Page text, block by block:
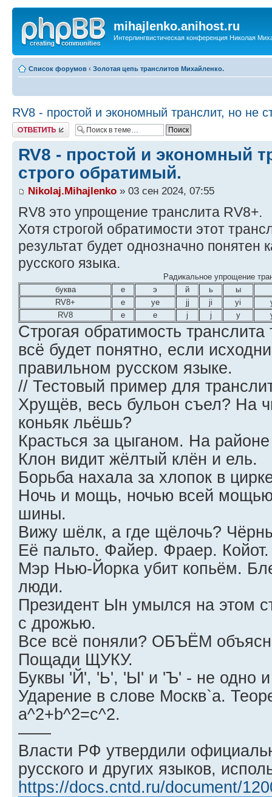
mihajlenko.anihost.ru
Интерлингвистическая конференция Николая
Список форумов ‹ Золотая цепь транслитов Михайленко.
RV8 - простой и экономный транслит, но не
Ответить
RV8 - простой и экономный
строго обратимый.
Nikolaj.Mihajlenko » 03 сен 2024, 07:55
RV8 это упрощение транслита RV8+.
Хотя строгой обратимости этот
результат будет однозначно понятен
русского языка.
Радикальное упрощение
буква
е э й ь ы
RV8+
e ye jj ji yi
RV8
e e j j y
Строгая обратимость
всё будет понятно, если
правильном русском языке.
// Тестовый пример для
Хрущёв, весь бульон съел? На
коньяк льёшь?
Красться за цыганом. На
Клон видит жёлтый клён и ель.
Борьба нахала за хлопок в
Ночь и мощь, ночью всей
шины.
Вижу шёлк, а где щёлочь?
Её пальто. Файер. Фраер.
Мэр Нью-Йорка убит копьём.
люди.
Президент Ын умылся на этом
с дрожью.
Все всё поняли? ОБЪЁМ
Пощади ЩУКУ.
Буквы 'Й', 'Ь', 'Ы' и 'Ъ' - не одно
Ударение в слове Москв`а.
a^2+b^2=c^2.
——
Власти РФ утвердили
русского и других языков,
https://docs.cntd.ru/document/